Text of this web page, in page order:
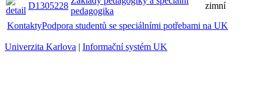
D1305228
pedagogika
zimní
KontaktyPodpora studentů se speciálními potřebami na UK
Univerzita Karlova | Informační systém UK